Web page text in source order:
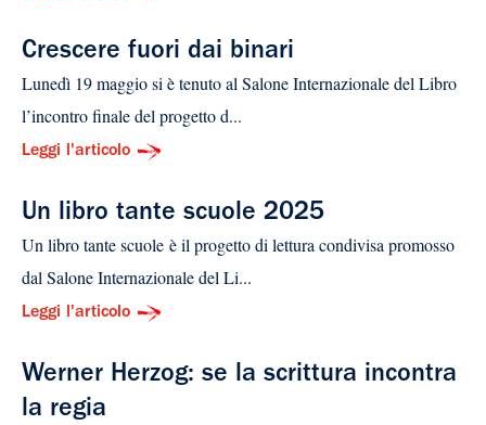
Crescere fuori dai binari
Lunedì 19 maggio si è tenuto al Salone Internazionale del Libro
l’incontro finale del progetto d...
Leggi l'articolo
Un libro tante scuole 2025
Un libro tante scuole è il progetto di lettura condivisa promosso
dal Salone Internazionale del Li...
Leggi l'articolo
Werner Herzog: se la scrittura incontra
la regia